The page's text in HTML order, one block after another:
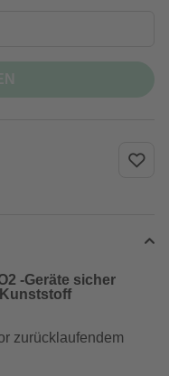
-Geräte sicher
zurücklaufendem